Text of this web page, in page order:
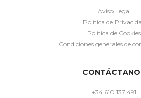
Aviso Legal
Política de
Política de Cookies
Condiciones generales de
+34 610 137 491